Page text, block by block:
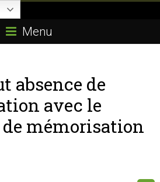
Menu
absence de
avec le
mémorisation